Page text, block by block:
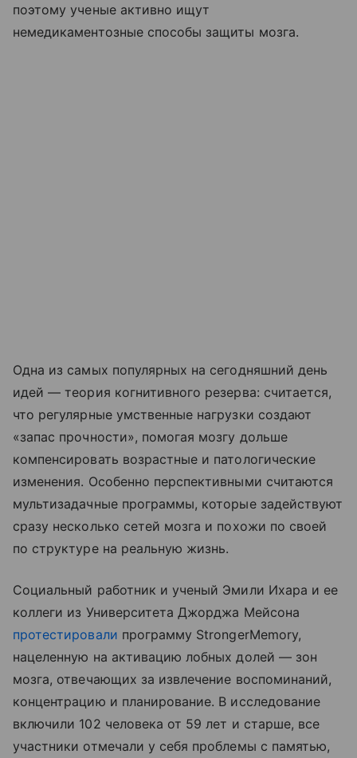
поэтому ученые активно ищут
немедикаментозные способы защиты мозга.
Одна из самых популярных на сегодняшний день
идей — теория когнитивного резерва: считается,
что регулярные умственные нагрузки создают
«запас прочности», помогая мозгу дольше
компенсировать возрастные и патологические
изменения. Особенно перспективными считаются
мультизадачные программы, которые задействуют
сразу несколько сетей мозга и похожи по своей
по структуре на реальную жизнь.
Социальный работник и ученый Эмили Ихара и ее
коллеги из Университета Джорджа Мейсона
протестировали программу StrongerMemory,
нацеленную на активацию лобных долей — зон
мозга, отвечающих за извлечение воспоминаний,
концентрацию и планирование. В исследование
включили 102 человека от 59 лет и старше, все
участники отмечали у себя проблемы с памятью,